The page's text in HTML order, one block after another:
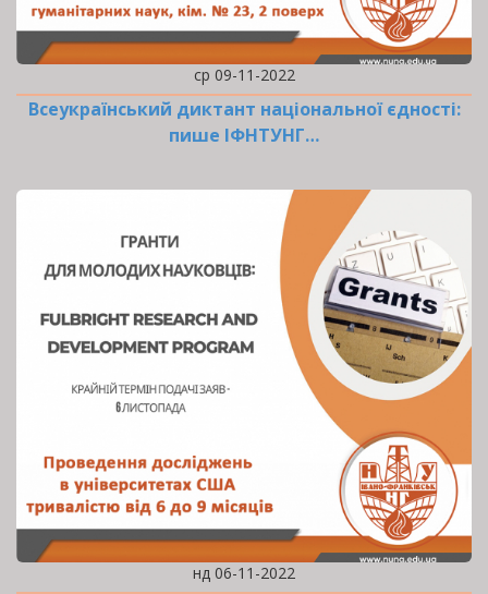
ср 09-11-2022
Всеукраїнський диктант національної єдності:
пише ІФНТУНГ…
нд 06-11-2022